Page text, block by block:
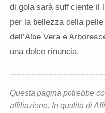
di gola sarà sufficiente il
per la bellezza della
dell’Aloe Vera e
una dolce rinuncia.
Questa pagina potrebbe
affiliazione. In qualità di